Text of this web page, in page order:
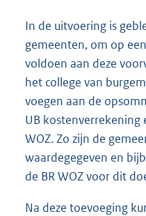
In de uitvoering is
gemeenten, om op
voldoen aan deze
het college van
voegen aan de
UB kostenverrekening
WOZ. Zo zijn de
waardegegeven en
de BR WOZ voor dit
Na deze toevoeging